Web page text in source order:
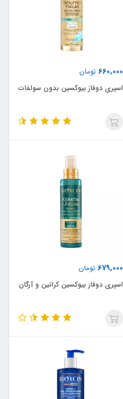
660,000 تومان
اسپری دوفاز بیوکسین بدون سولفات
679,000 تومان
اسپری دوفاز بیوکسین کراتین و آرگان